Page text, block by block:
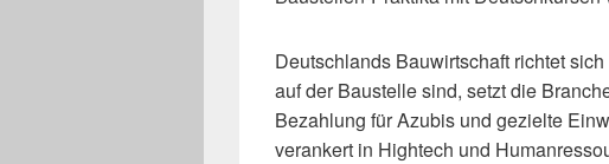
Deutschlands Bauwirtschaft richtet
auf der Baustelle sind, setzt die
Bezahlung für Azubis und gezielte
verankert in Hightech und